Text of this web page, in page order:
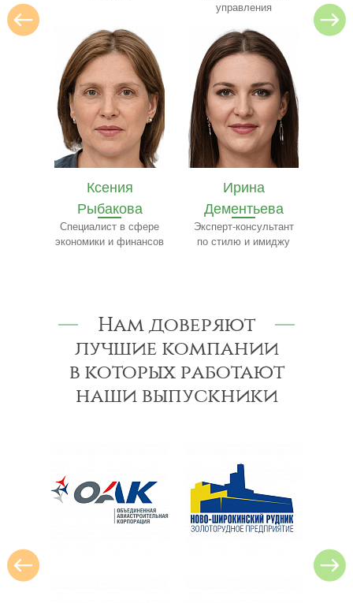
Ирина
Дементьева
Эксперт-консультант
по стилю и имиджу
Ярослав
Бобылёв
Эксперт по пищевому
производству
Нам доверяют
лучшие компании
в которых работают
наши выпускники